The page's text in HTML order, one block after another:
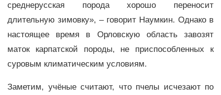
среднерусская порода хорошо переносит
длительную зимовку», – говорит Наумкин. Однако в
настоящее время в Орловскую область завозят
маток карпатской породы, не приспособленных к
суровым климатическим условиям.
Заметим, учёные считают, что пчелы исчезают по